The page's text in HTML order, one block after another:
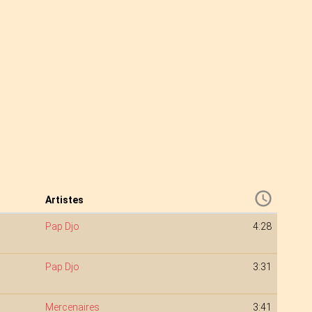
Artistes
Pap Djo 4:28
Pap Djo 3:31
Mercenaires 3:41